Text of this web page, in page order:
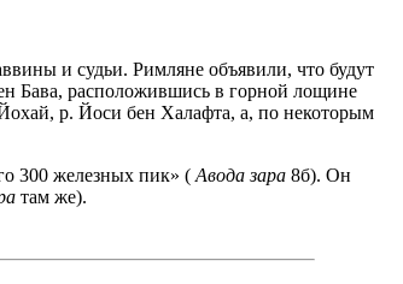
и судьи. Римляне объявили, что будут
Бава, расположившись в горной лощине
р. Йоси бен Халафта, а, по некоторым
300 железных пик» ( Авода зара 8б). Он
там же).